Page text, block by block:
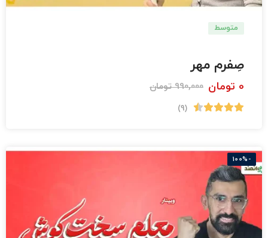
متوسط
صِفرم مهر
0 تومان 990,000 تومان
(9)
-100%